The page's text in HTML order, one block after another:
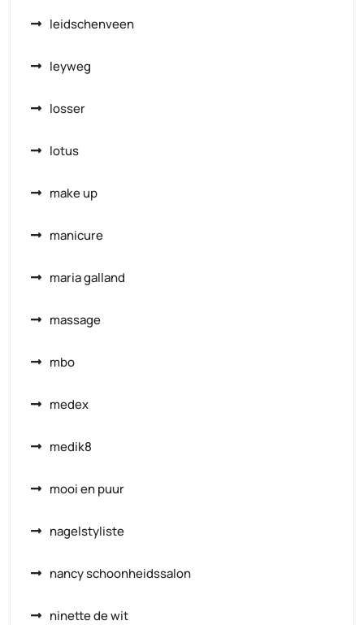
leidschenveen
leyweg
losser
lotus
make up
manicure
maria galland
massage
mbo
medex
medik8
mooi en puur
nagelstyliste
nancy schoonheidssalon
ninette de wit